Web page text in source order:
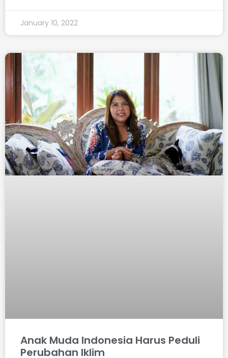
January 10, 2022
Anak Muda Indonesia Harus Peduli
Perubahan Iklim